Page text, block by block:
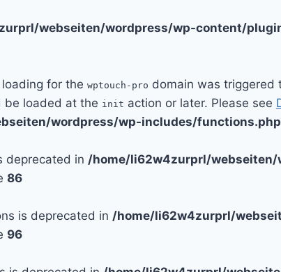
webseiten/wordpress/wp-content/
for the wptouch-pro domain was triggered
be loaded at the init action or later. Please see
wordpress/wp-includes/functions.php
deprecated in /home/li62w4zurprl/webseiten/
86
is deprecated in /home/li62w4zurprl/
96